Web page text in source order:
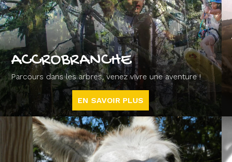
ACCROBRANCHE
Parcours dans les arbres, venez vivre une aventure !
EN SAVOIR PLUS